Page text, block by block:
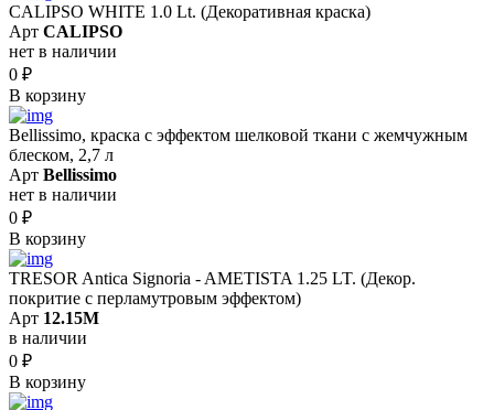
CALIPSO WHITE 1.0 Lt. (Декоративная краска)
Арт CALIPSO
нет в наличии
0 ₽
В корзину
Bellissimo, краска с эффектом шелковой ткани с жемчужным
блеском, 2,7 л
Арт Bellissimo
нет в наличии
0 ₽
В корзину
TRESOR Antica Signoria - AMETISTA 1.25 LT. (Декор.
покритие с перламутровым эффектом)
Арт 12.15M
в наличии
0 ₽
В корзину